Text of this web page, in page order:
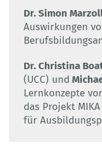
Dr. Simon
Auswirkungen
Dr. Christina
(UCC) und
Lernkonzepte
das Projekt
für